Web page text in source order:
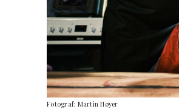
Fotograf: Martin Høyer